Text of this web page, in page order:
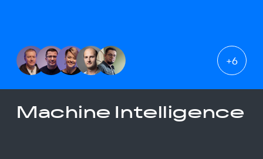
+6
Machine Intelligence